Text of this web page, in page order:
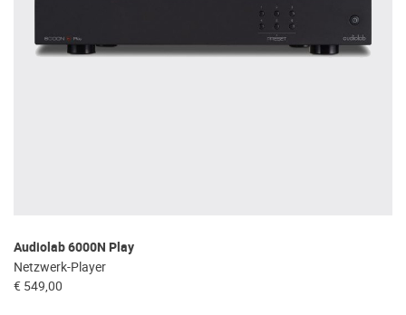
Audiolab 6000N Play
Netzwerk-Player
€ 549,00